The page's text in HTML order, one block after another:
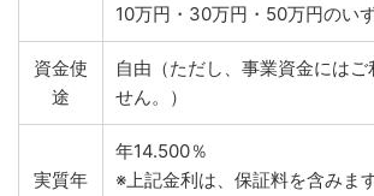
10万円・30万円・50万円のい
資金使
途
自由（ただし、事業資金にはご
せん。）
実質年
年14.500％
※上記金利は、保証料を含みます